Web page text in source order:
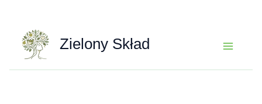
treści
Zielony Skład